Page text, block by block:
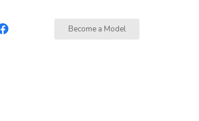
Become a Model